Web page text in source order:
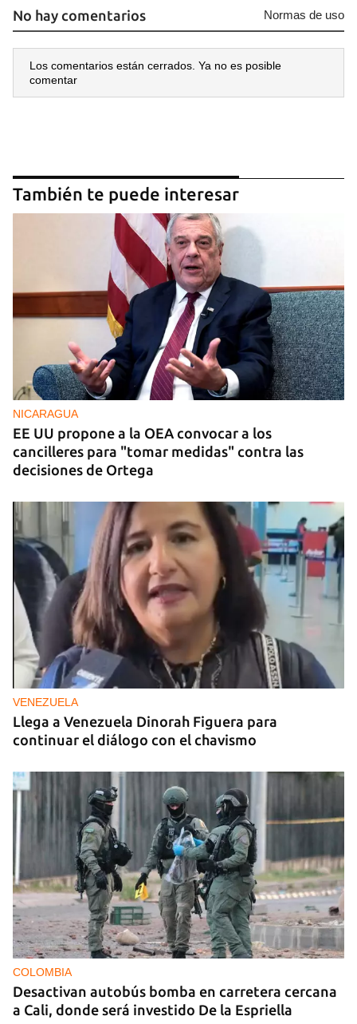
No hay comentarios Normas de uso
Los comentarios están cerrados. Ya no es posible
comentar
También te puede interesar
NICARAGUA
EE UU propone a la OEA convocar a los
cancilleres para "tomar medidas" contra las
decisiones de Ortega
VENEZUELA
Llega a Venezuela Dinorah Figuera para
continuar el diálogo con el chavismo
COLOMBIA
Desactivan autobús bomba en carretera cercana
a Cali, donde será investido De la Espriella